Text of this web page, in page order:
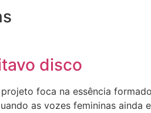
disco
foca na essência
as vozes femininas ainda